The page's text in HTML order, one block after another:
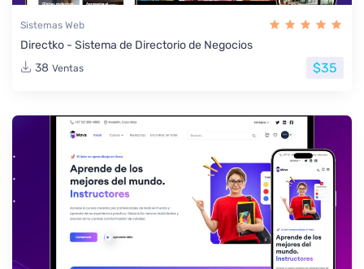
Sistemas Web
Directko - Sistema de Directorio de Negocios
38 Ventas $35